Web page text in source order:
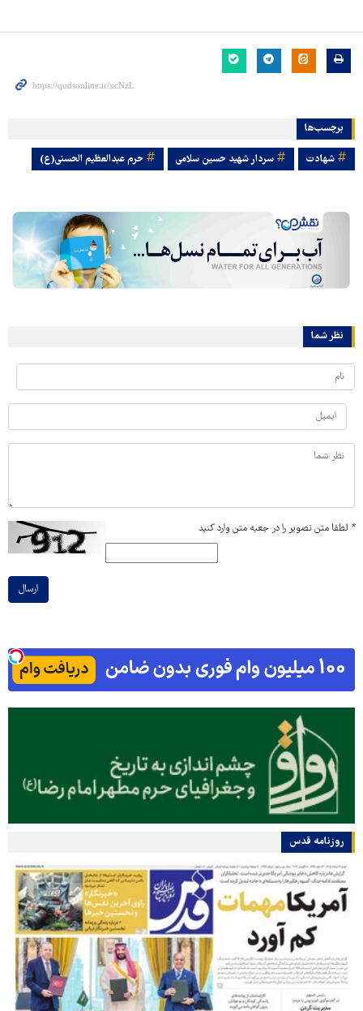
برچسب‌ها
شهادت سردار شهید حسین سلامی حرم عبدالعظیم الحسنی(ع)
نظر شما
* لطفا متن تصویر را در جعبه متن وارد کنید
ارسال
روزنامه قدس